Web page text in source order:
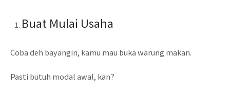
Buat Mulai Usaha
Coba deh bayangin, kamu mau buka warung makan.
Pasti butuh modal awal, kan?